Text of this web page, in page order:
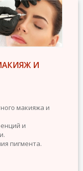
И
макияжа и
и
пигмента.